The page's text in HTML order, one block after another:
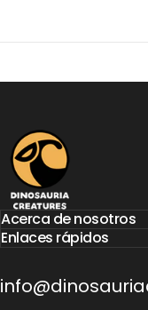
Dinosauria Creatures
Acerca de nosotros
Enlaces rápidos